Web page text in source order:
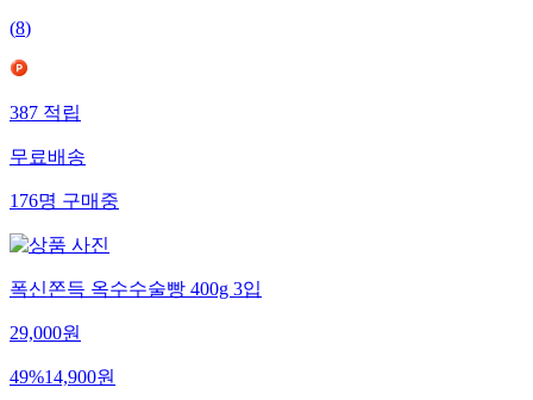
(8)
387적립
무료배송
176명구매중
폭신쫀득 옥수수술빵 400g 3입
29,000원
49%14,900원